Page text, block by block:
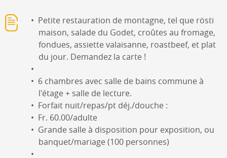
Petite restauration de montagne, tel que rösti
maison, salade du Godet, croûtes au fromage,
fondues, assiette valaisanne, roastbeef, et plat
du jour. Demandez la carte !
6 chambres avec salle de bains commune à
l'étage + salle de lecture.
Forfait nuit/repas/pt déj./douche :
Fr. 60.00/adulte
Grande salle à disposition pour exposition, ou
banquet/mariage (100 personnes)